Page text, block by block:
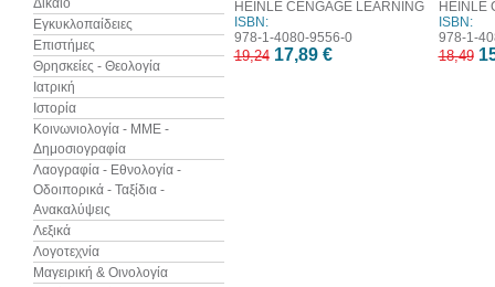
Δίκαιο
Εγκυκλοπαίδειες
Επιστήμες
Θρησκείες - Θεολογία
Ιατρική
Ιστορία
Κοινωνιολογία - ΜΜΕ -
Δημοσιογραφία
Λαογραφία - Εθνολογία -
Οδοιπορικά - Ταξίδια -
Ανακαλύψεις
Λεξικά
Λογοτεχνία
Μαγειρική & Οινολογία
HEINLE CENGAGE LEARNING
ISBN:
978-1-4080-9556-0
19,24 17,89 €
HEINLE
ISBN:
978-1-
18,49